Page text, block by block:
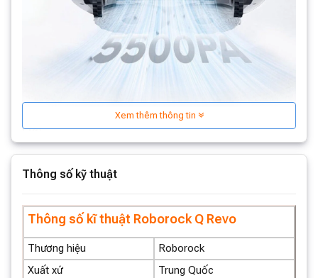
Lực
Mạnh
Xem thêm thông tin
Thông số kỹ thuật
Thông số kĩ thuật Roborock Q Revo
Thương hiệu
Roborock
Xuất xứ
Trung Quốc